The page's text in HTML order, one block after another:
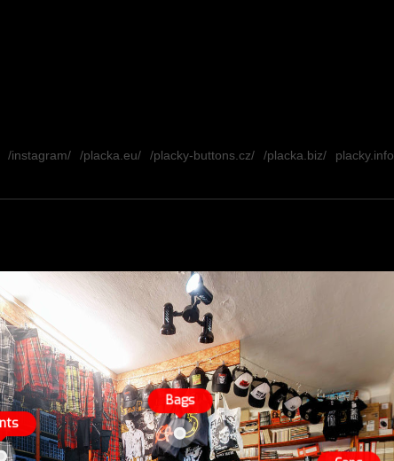
/instagram/ /placka.eu/ /placky-buttons.cz/ /placka.biz/ placky.info